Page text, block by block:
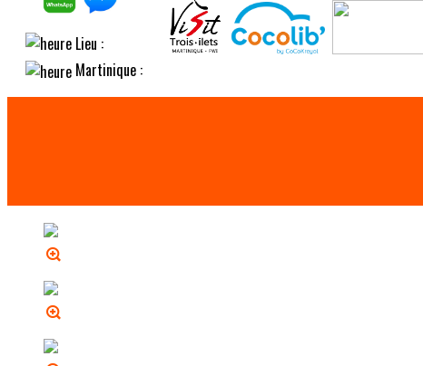
Lieu :
Martinique :